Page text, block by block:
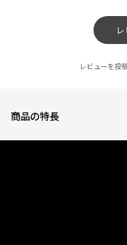
た。私はロックのやり忘れを
ニックネーム：りょう さん
レビューを投
商品の特長